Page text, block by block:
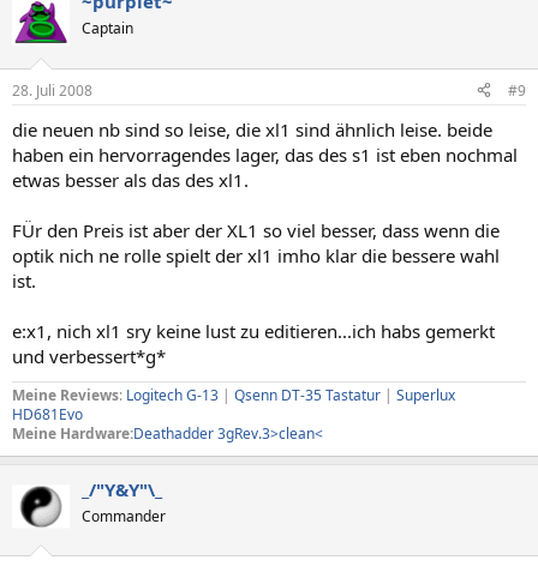
Captain
28. Juli 2008 #9
die neuen nb sind so leise, die xl1 sind ähnlich leise. beide
haben ein hervorragendes lager, das des s1 ist eben nochmal
etwas besser als das des xl1.
FÜr den Preis ist aber der XL1 so viel besser, dass wenn die
optik nich ne rolle spielt der xl1 imho klar die bessere wahl
ist.
e:x1, nich xl1 sry keine lust zu editieren...ich habs gemerkt
und verbessert*g*
Meine Reviews: Logitech G-13 | Qsenn DT-35 Tastatur | Superlux
HD681Evo
Meine Hardware:Deathadder 3gRev.3>clean<
_/"Y&Y"\_
Commander